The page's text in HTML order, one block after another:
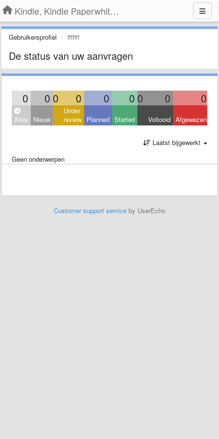
Kindle, Kindle Paperwhite, Kindle Voyage
Gebruikersprofiel fffffff
De status van uw aanvragen
0 0 0 0 0 0 0 0 0
Alles Nieuw
Under
review Planned Started Voltooid Afgewezen
Laatst bijgewerkt
Geen onderwerpen
Customer support service by UserEcho